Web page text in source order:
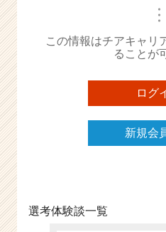
h
e
r
・・・
この情報はチアキャリ
ることが
ログ
新規会
選考体験談一覧